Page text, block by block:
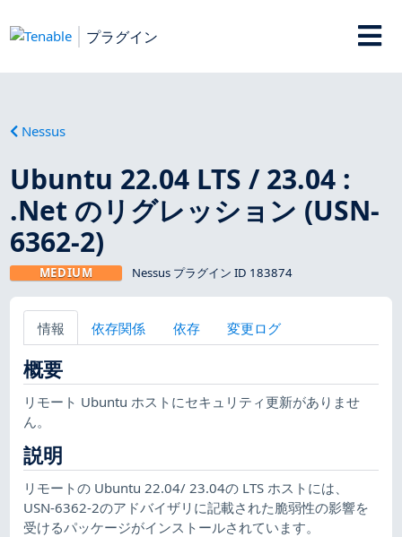
プラグイン
Nessus
Ubuntu 22.04 LTS / 23.04 :
.Net のリグレッション (USN-
6362-2)
MEDIUM Nessus プラグイン ID 183874
情報 依存関係 依存 変更ログ
概要
リモート Ubuntu ホストにセキュリティ更新がありませ
ん。
説明
リモートの Ubuntu 22.04/ 23.04の LTS ホストには、
USN-6362-2のアドバイザリに記載された脆弱性の影響を
受けるパッケージがインストールされています。